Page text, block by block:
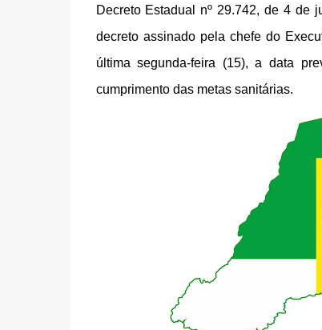
Decreto Estadual nº 29.742, de 4 de
decreto assinado pela chefe do
última segunda-feira (15), a data
cumprimento das metas sanitárias.